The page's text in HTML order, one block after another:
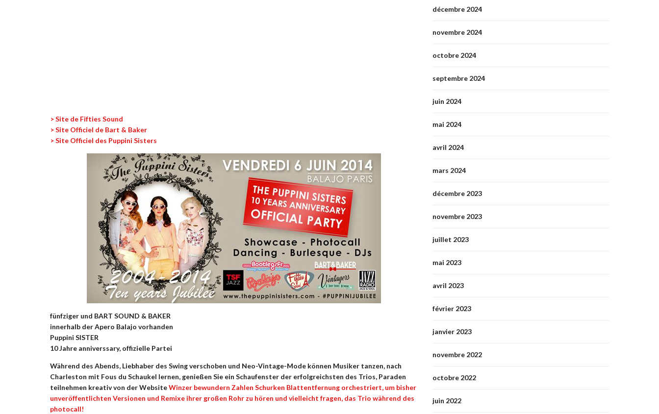
> Site de Fifties Sound
> Site Officiel de Bart & Baker
> Site Officiel des Puppini Sisters
fünfziger und BART SOUND & BAKER
innerhalb der Apero Balajo vorhanden
Puppini SISTER
10 Jahre anniverssary, offizielle Partei
Während des Abends, Liebhaber des Swing verschoben und Neo-Vintage-Mode können Musiker tanzen, nach
Charleston mit Fous du Schaukel lernen, genießen Sie ein Schaufenster der erfolgreichsten des Trios, Paraden
teilnehmen kreativ von der WebsiteWinzer bewundern Zahlen Schurken Blattentfernung orchestriert, um bisher
unveröffentlichten Versionen und Remixe ihrer großen Rohr zu hören und vielleicht fragen, das Trio während des
photocall!
décembre 2024
novembre 2024
octobre 2024
septembre 2024
juin 2024
mai 2024
avril 2024
mars 2024
décembre 2023
novembre 2023
juillet 2023
mai 2023
avril 2023
février 2023
janvier 2023
novembre 2022
octobre 2022
juin 2022